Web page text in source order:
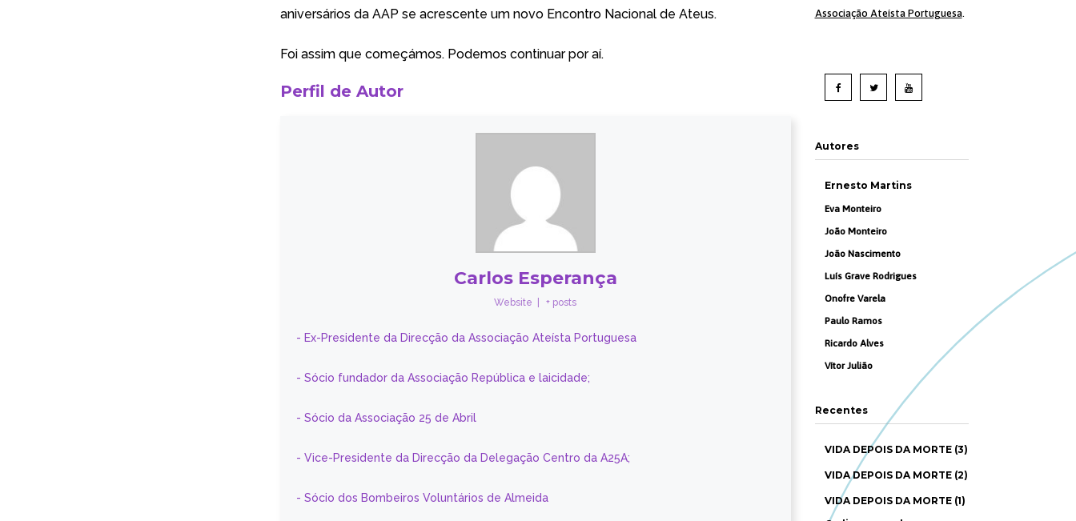
aniversários da AAP se acrescente um novo Encontro Nacional de Ateus.
Foi assim que começámos. Podemos continuar por aí.
Perfil de Autor
Carlos Esperança
Website + posts
- Ex-Presidente da Direcção da Associação Ateísta Portuguesa
- Sócio fundador da Associação República e laicidade;
- Sócio da Associação 25 de Abril
- Vice-Presidente da Direcção da Delegação Centro da A25A;
- Sócio dos Bombeiros Voluntários de Almeida
Associação Ateísta Portuguesa.
Autores
Ernesto Martins
Eva Monteiro
João Monteiro
João Nascimento
Luís Grave Rodrigues
Onofre Varela
Paulo Ramos
Ricardo Alves
Vítor Julião
Recentes
VIDA DEPOIS DA MORTE (3)
VIDA DEPOIS DA MORTE (2)
VIDA DEPOIS DA MORTE (1)